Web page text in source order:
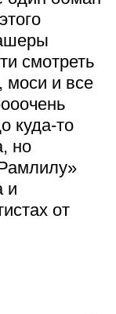
смотреть
моси и все
куда-то
но
и
от